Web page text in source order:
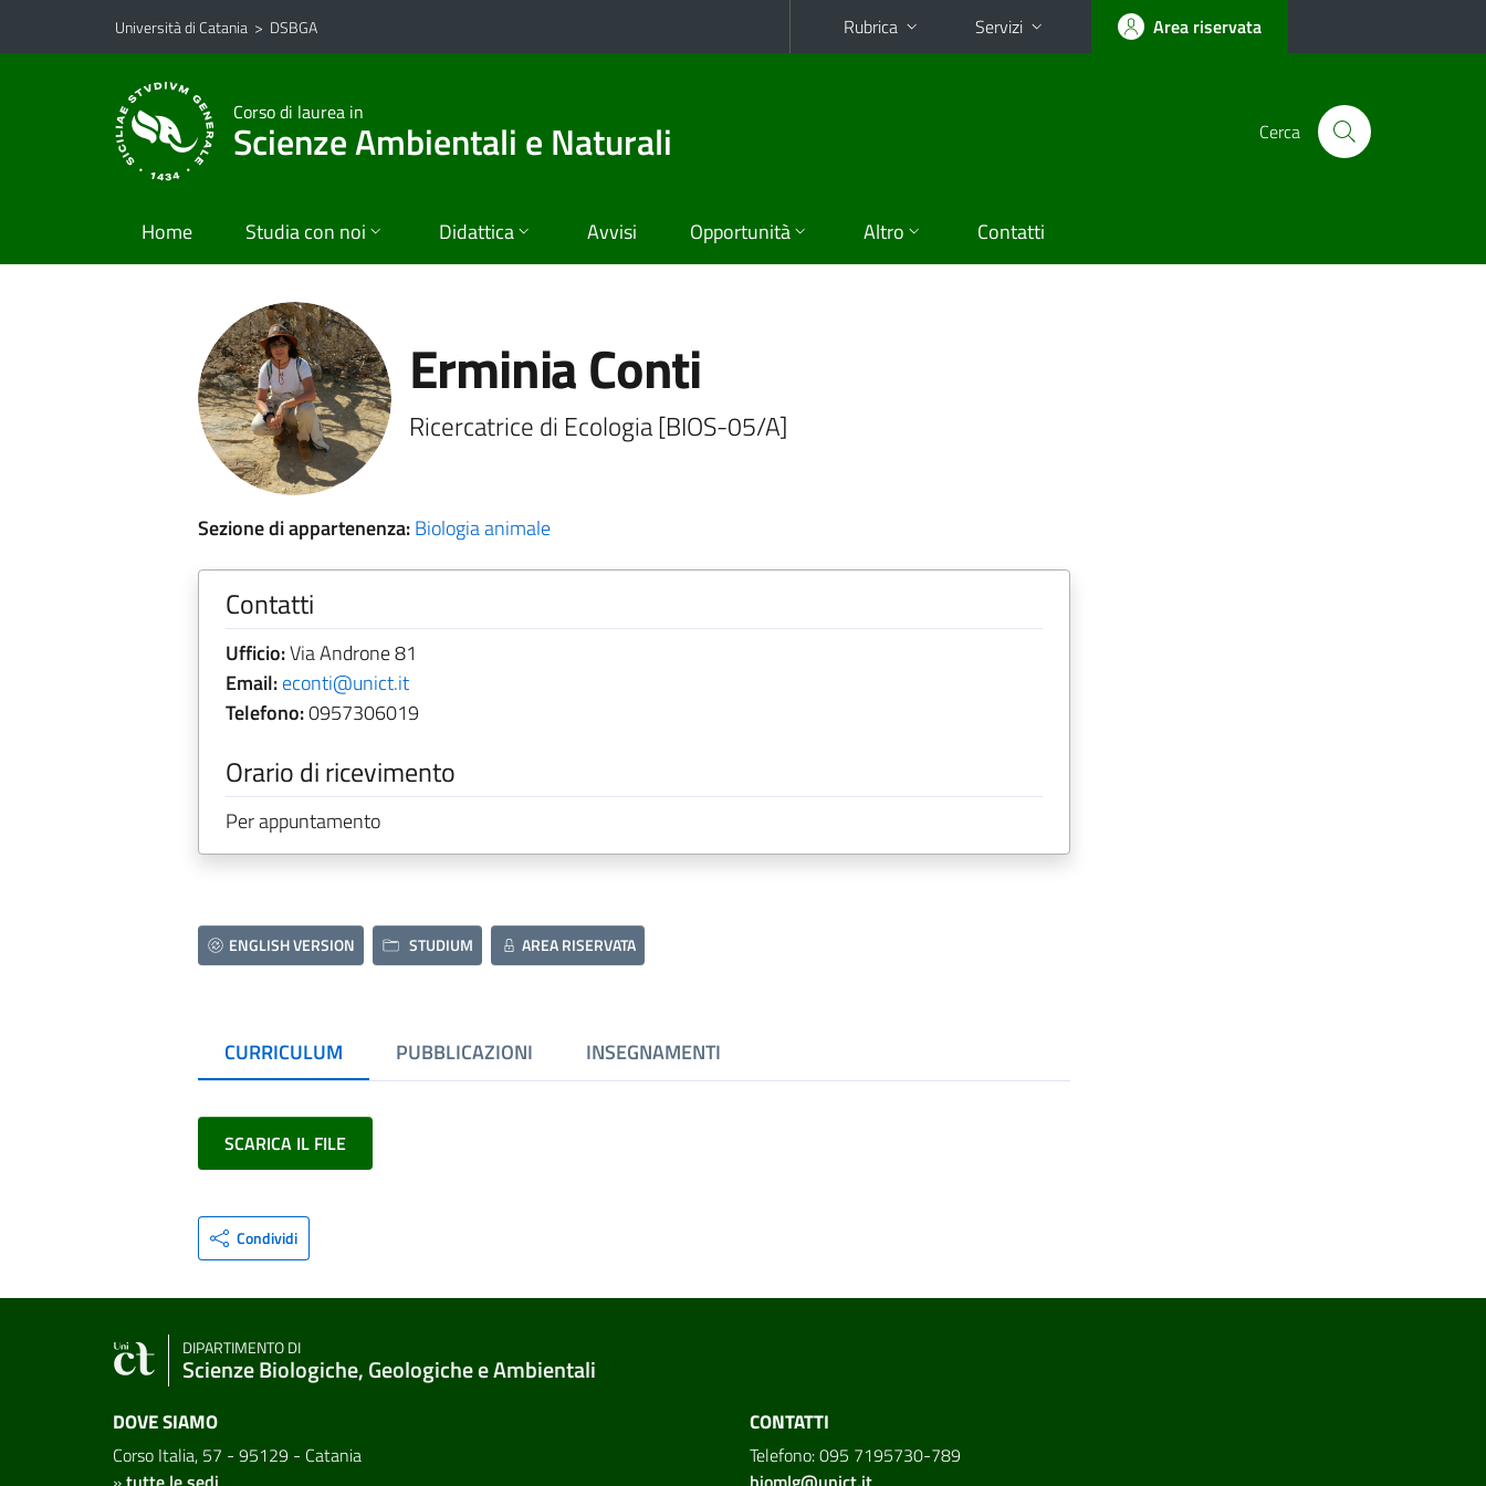
Vai al contenuto principale
Vai al menu di navigazione
Università di Catania > DSBGA Rubrica Servizi Area riservata
Corso di laurea in
Scienze Ambientali e Naturali Cerca
Home Studia con noi Didattica Avvisi Opportunità Altro Contatti
Erminia Conti
Ricercatrice di Ecologia [BIOS-05/A]
Sezione di appartenenza:Biologia animale
Contatti
Ufficio:Via Androne 81
Email:econti@unict.it
Telefono:0957306019
Orario di ricevimento
Per appuntamento
ENGLISH VERSION STUDIUM AREA RISERVATA
CURRICULUM PUBBLICAZIONI INSEGNAMENTI
SCARICA IL FILE
Condividi
DIPARTIMENTO DI
Scienze Biologiche, Geologiche e Ambientali
DOVE SIAMO
Corso Italia, 57 - 95129 - Catania
CONTATTI
Telefono: 095 7195730-789